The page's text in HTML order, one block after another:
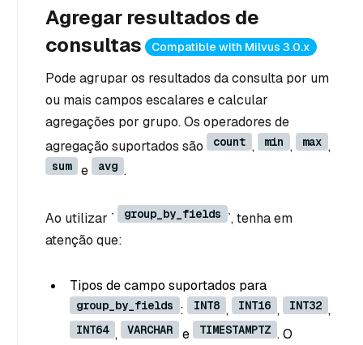
Agregar resultados de
consultas
Compatible with Milvus 3.0.x
Pode agrupar os resultados da consulta por um
ou mais campos escalares e calcular
agregações por grupo. Os operadores de
agregação suportados são
count , min , max ,
sum e avg .
Ao utilizar ` group_by_fields `, tenha em
atenção que:
Tipos de campo suportados para
group_by_fields : INT8 , INT16 , INT32 ,
INT64 , VARCHAR e TIMESTAMPTZ . O